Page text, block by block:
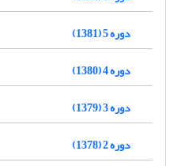
دوره 5 (1381)
دوره 4 (1380)
دوره 3 (1379)
دوره 2 (1378)